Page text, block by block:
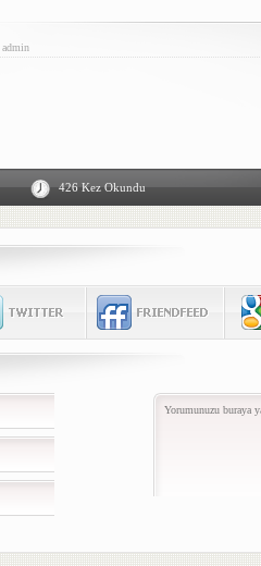
admin
426 Kez Okundu